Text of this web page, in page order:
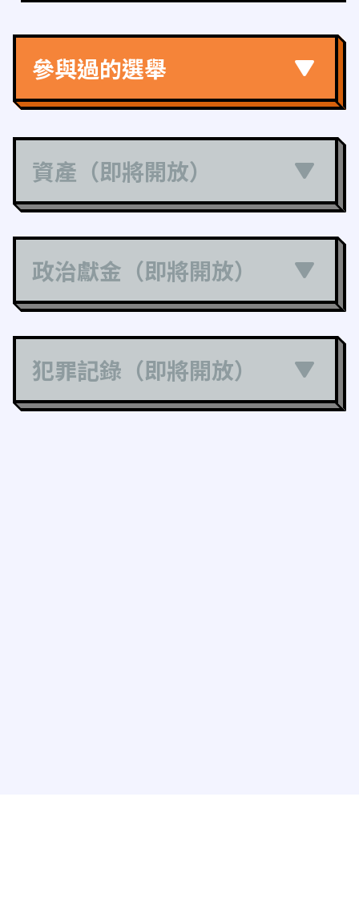
參與過的選舉
資產（即將開放）
政治獻金（即將開放）
犯罪記錄（即將開放）